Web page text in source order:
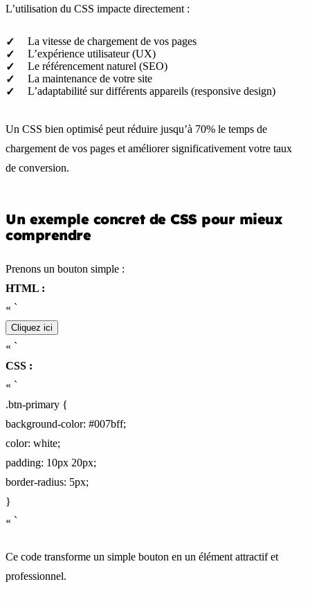
L’utilisation du CSS impacte directement :
La vitesse de chargement de vos pages
L’expérience utilisateur (UX)
Le référencement naturel (SEO)
La maintenance de votre site
L’adaptabilité sur différents appareils (responsive design)
Un CSS bien optimisé peut réduire jusqu’à 70% le temps de
chargement de vos pages et améliorer significativement votre taux
de conversion.
Un exemple concret de CSS pour mieux
comprendre
Prenons un bouton simple :
HTML :
« `
Cliquez ici
« `
CSS :
« `
.btn-primary {
background-color: #007bff;
color: white;
padding: 10px 20px;
border-radius: 5px;
}
« `
Ce code transforme un simple bouton en un élément attractif et
professionnel.